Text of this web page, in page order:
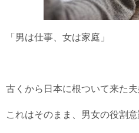
「男は仕事、女は家庭」
古くから日本に根ついて来た夫
これはそのまま、男女の役割